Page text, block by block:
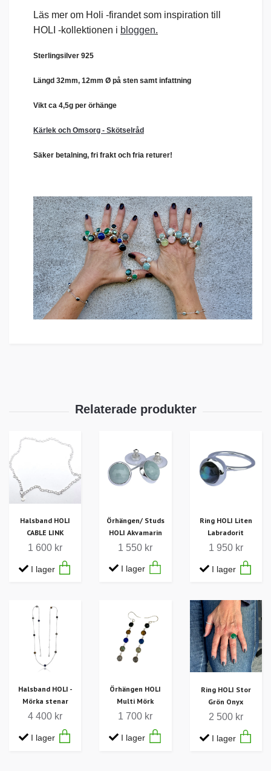
Läs mer om Holi -firandet som inspiration till
HOLI -kollektionen i bloggen.
Sterlingsilver 925
Längd 32mm, 12mm Ø på sten samt infattning
Vikt ca 4,5g per örhänge
Kärlek och Omsorg - Skötselråd
Säker betalning, fri frakt och fria returer!
Halsband HOLI
CABLE LINK
1 600 kr
I lager
Örhängen/ Studs
HOLI Akvamarin
1 550 kr
I lager
Ring HOLI Liten
Labradorit
1 950 kr
I lager
Halsband HOLI -
Mörka stenar
4 400 kr
I lager
Örhängen HOLI
Multi Mörk
1 700 kr
I lager
Ring HOLI Stor
Grön Onyx
2 500 kr
I lager